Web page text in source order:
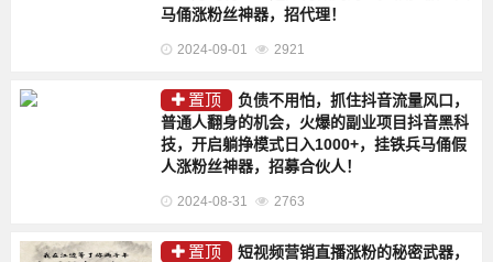
马俑涨粉丝神器，招代理！
2024-09-01 2921
置顶
负债不用怕，抓住抖音流量风口，
普通人翻身的机会，火爆的副业项目抖音黑科
技，开启躺挣模式日入1000+，挂铁兵马俑假
人涨粉丝神器，招募合伙人！
2024-08-31 2763
置顶
短视频营销直播涨粉的秘密武器，